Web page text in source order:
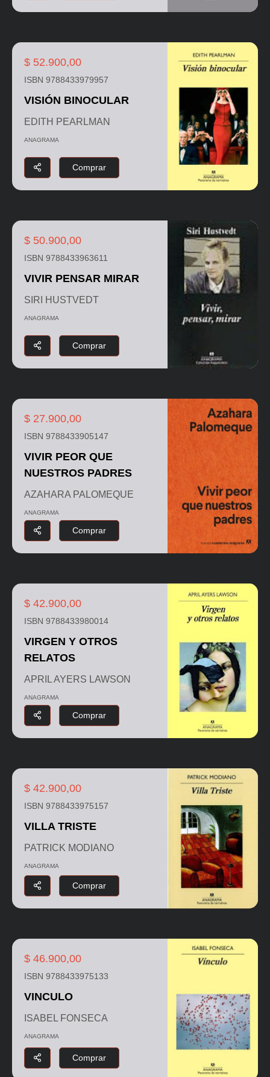
$ 52.900,00
ISBN 9788433979957
VISIÓN BINOCULAR
EDITH PEARLMAN
ANAGRAMA
Comprar
$ 50.900,00
ISBN 9788433963611
VIVIR PENSAR MIRAR
SIRI HUSTVEDT
ANAGRAMA
Comprar
$ 27.900,00
ISBN 9788433905147
VIVIR PEOR QUE
NUESTROS PADRES
AZAHARA PALOMEQUE
ANAGRAMA
Comprar
$ 42.900,00
ISBN 9788433980014
VIRGEN Y OTROS
RELATOS
APRIL AYERS LAWSON
ANAGRAMA
Comprar
$ 42.900,00
ISBN 9788433975157
VILLA TRISTE
PATRICK MODIANO
ANAGRAMA
Comprar
$ 46.900,00
ISBN 9788433975133
VINCULO
ISABEL FONSECA
ANAGRAMA
Comprar